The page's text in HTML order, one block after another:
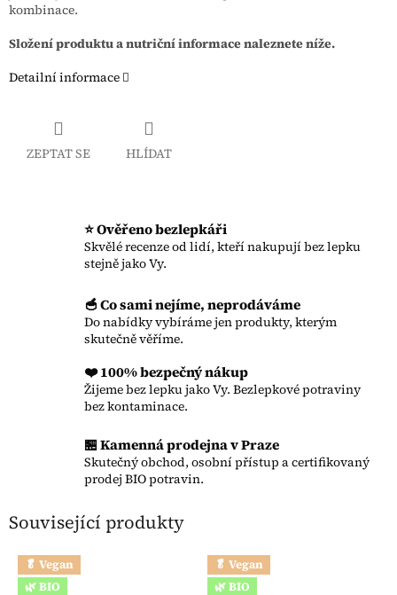
kombinace.
Složení produktu a nutriční informace naleznete níže.
Detailní informace
ZEPTAT SE HLÍDAT
⭐ Ověřeno bezlepkáři
Skvělé recenze od lidí, kteří nakupují bez lepku
stejně jako Vy.
🥣 Co sami nejíme, neprodáváme
Do nabídky vybíráme jen produkty, kterým
skutečně věříme.
❤️ 100% bezpečný nákup
Žijeme bez lepku jako Vy. Bezlepkové potraviny
bez kontaminace.
🏪 Kamenná prodejna v Praze
Skutečný obchod, osobní přístup a certifikovaný
prodej BIO potravin.
Související produkty
🥬 Vegan
🌿 BIO
🥬 Vegan
🌿 BIO